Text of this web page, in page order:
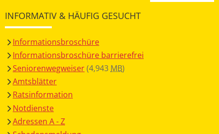
INFORMATIV & HÄUFIG GESUCHT
Informationsbroschüre
Informationsbroschüre barrierefrei
Seniorenwegweiser(4,943 MB)
Amtsblätter
Ratsinformation
Notdienste
Adressen A - Z